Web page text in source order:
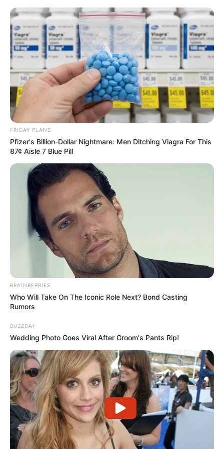
au
contenuLE MEILLEUR PRONOSTIC
La Base du QUINTÉ au Special Tocard du PMU
Menu
QUINTÉ PRIX DU JOCKEY CLUB
PRONOSTIC PMU 01-06-2025
Pronostic PMU QUINTÉ QATAR PRIX DU
JOCKEY CLUB ce 1er Juin 2025 à CHANTILLY
QUINTÉ DU JOUR QATAR PRIX DU JOCKEY CLUB à
FRIDAY PLANS
Pfizer's Billion-Dollar Nightmare: Men Ditching Viagra For This
87¢ Aisle 7 Blue Pill
BRAINBERRIES
Who Will Take On The Iconic Role Next? Bond Casting
Rumors
BUZZDAY
Wedding Photo Goes Viral After Groom's Pants Rip!